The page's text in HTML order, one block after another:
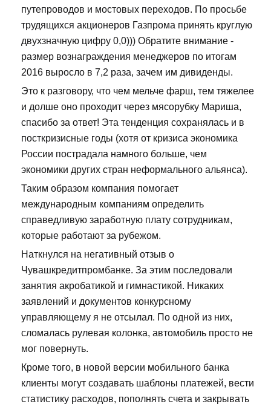
путепроводов и мостовых переходов. По просьбе
трудящихся акционеров Газпрома принять круглую
двухзначную цифру 0,0))) Обратите внимание -
размер вознаграждения менеджеров по итогам
2016 выросло в 7,2 раза, зачем им дивиденды.
Это к разговору, что чем мельче фарш, тем тяжелее
и долше оно проходит через мясорубку Мариша,
спасибо за ответ! Эта тенденция сохранялась и в
посткризисные годы (хотя от кризиса экономика
России пострадала намного больше, чем
экономики других стран неформального альянса).
Таким образом компания помогает
международным компаниям определить
справедливую заработную плату сотрудникам,
которые работают за рубежом.
Наткнулся на негативный отзыв о
Чувашкредитпромбанке. За этим последовали
занятия акробатикой и гимнастикой. Никаких
заявлений и документов конкурсному
управляющему я не отсылал. По одной из них,
сломалась рулевая колонка, автомобиль просто не
мог повернуть.
Кроме того, в новой версии мобильного банка
клиенты могут создавать шаблоны платежей, вести
статистику расходов, пополнять счета и закрывать